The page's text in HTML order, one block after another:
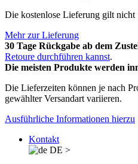
Die kostenlose Lieferung gilt nicht
Mehr zur Lieferung
30 Tage Rückgabe ab dem
Retoure durchführen kannst.
Die meisten Produkte werden
Die Lieferzeiten können je nach
gewählter Versandart variieren.
Ausführliche Informationen hierzu
Kontakt
DE >